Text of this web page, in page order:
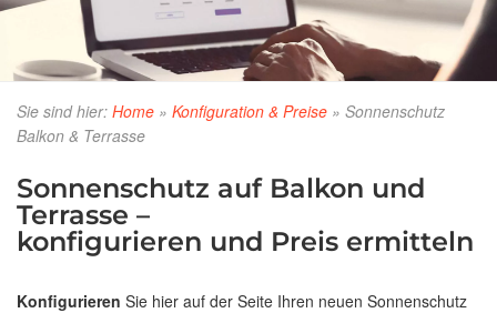
Sie sind hier: Home » Konfiguration & Preise » Sonnenschutz
Balkon & Terrasse
Sonnenschutz auf Balkon und
Terrasse –
konfigurieren und Preis ermitteln
Konfigurieren Sie hier auf der Seite Ihren neuen Sonnenschutz